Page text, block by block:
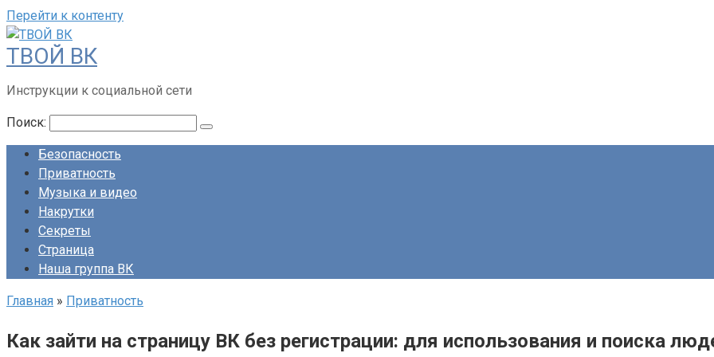
Перейти к контенту
ТВОЙ ВК
Инструкции к социальной сети
Поиск:
Безопасность
Приватность
Музыка и видео
Накрутки
Секреты
Страница
Наша группа ВК
Главная » Приватность
Как зайти на страницу ВК без регистрации: для использования и поиска